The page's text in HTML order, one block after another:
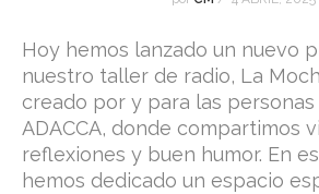
Hoy hemos lanzado un nuevo
nuestro taller de radio, La
creado por y para las personas
ADACCA, donde compartimos
reflexiones y buen humor. En
hemos dedicado un espacio